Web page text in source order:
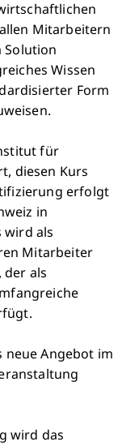
Mitarbeitern
Solution
Wissen
Form
für
diesen Kurs
erfolgt
in
wird als
Mitarbeiter
der als
neue Angebot im
wird das